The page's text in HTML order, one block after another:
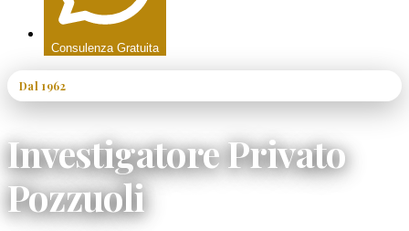
Consulenza Gratuita
Dal 1962
Investigatore Privato
Pozzuoli